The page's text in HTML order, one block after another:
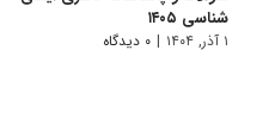
شناسی ۱۴۰۵
۱ آذر, ۱۴۰۴ | ۰ دیدگاه